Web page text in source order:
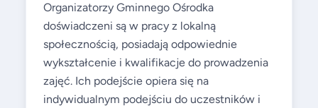
Organizatorzy Gminnego Ośrodka
doświadczeni są w pracy z lokalną
społecznością, posiadają odpowiednie
wykształcenie i kwalifikacje do prowadzenia
zajęć. Ich podejście opiera się na
indywidualnym podejściu do uczestników i